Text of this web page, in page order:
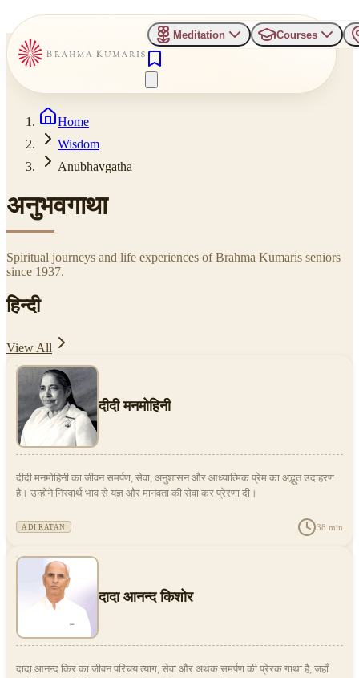
Meditation Courses
Home
Wisdom
Anubhavgatha
अनुभवगाथा
Spiritual journeys and life experiences of Brahma Kumaris seniors
since 1937.
हिन्दी
View All
दीदी मनमोहिनी
दीदी मनमोहिनी का जीवन समर्पण, सेवा, अनुशासन और आध्यात्मिक प्रेम का अद्भुत उदाहरण
है। उन्होंने निस्वार्थ भाव से यज्ञ और मानवता की सेवा कर प्रेरणा दी।
ADI RATAN 38 min
दादा आनन्द किशोर
दादा आनन्द किर का जीवन परिचय त्याग, सेवा और अथक समर्पण की प्रेरक गाथा है, जहाँ